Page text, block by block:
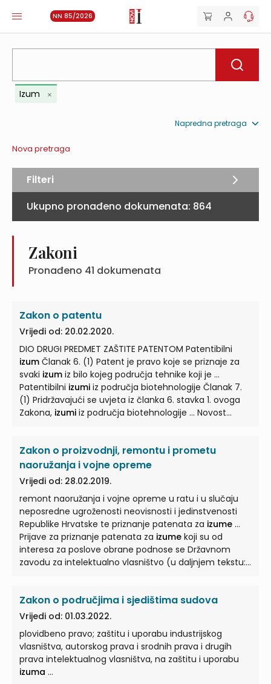
NN 85/2026
Izum
Napredna pretraga
Nova pretraga
Ukupno pronađeno dokumenata: 864
Zakoni
Pronađeno 41 dokumenata
Zakon o patentu
Vrijedi od: 20.02.2020.
DIO DRUGI PREDMET ZAŠTITE PATENTOM Patentibilni
izum Članak 6. (1) Patent je pravo koje se priznaje za
svaki izum iz bilo kojeg područja tehnike koji je ...
Patentibilni izumi iz područja biotehnologije Članak 7.
(1) Pridržavajući se uvjeta iz članka 6. stavka 1. ovoga
Zakona, izumi
iz područja biotehnologije ... Novost
se sve što je učinjeno dostupnim javnosti ... Otkrivanje
izumabez štetnih posljedica Članak 11. (1) Smatrat će
se novim u smislu članka 10. ovoga Zakona i
bio sadržan u stanju tehnike ... točke 2. ovoga članka
sadržava podatak o osobi koja jeizumizložila, naziv
izuma, dan otvaranja izložbe i, ako jeizumotkriven
nakon toga dana, dan ...
Zakon o proizvodnji, remontu i prometu
naoružanja i vojne opreme
Vrijedi od: 28.02.2019.
remont naoružanja i vojne opreme u ratu i u slučaju
neposredne ugroženosti neovisnosti i jedinstvenosti
Republike Hrvatske te priznanje patenata za izume ...
Prijave za priznanje patenata za izume koji su od
interesa za poslove obrane podnose se Državnom
zavodu za intelektualno vlasništvo (u daljnjem tekstu:
utvrdi da se radi oizumuod mogućeg interesa za ...
Izumiiz stavka 2. ovoga članka smatraju se
poslove obrane. ... Prijava patenata za takveizume
objavljuje se u službenom glasilu Zavoda i za njih Zavod
osigurava tretman povjerljivog predmeta, u skladu sa
svojim ...
Zakon o područjima i sjedištima sudova
Vrijedi od: 01.03.2022.
plovidbeno pravo; zaštitu i uporabu industrijskog
vlasništva, autorskog prava i srodnih prava i drugih
prava intelektualnog vlasništva, na zaštitu i uporabu
izuma ...
Filteri